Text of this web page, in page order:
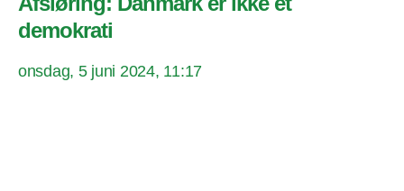
demokrati
onsdag, 5 juni 2024, 11:17